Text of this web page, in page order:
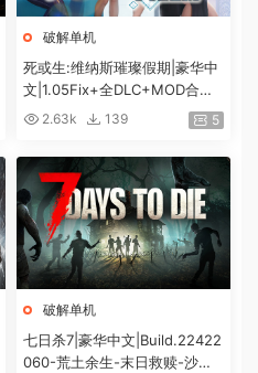
破解单机
死或生:维纳斯璀璨假期|豪华中
文|1.05Fix+全DLC+MOD合集
+预购特典|解压即撸|[12G/百
2.63k 139 5
破解单机
七日杀7|豪华中文|Build.22422
060-荒土余生-末日救赎-沙盒